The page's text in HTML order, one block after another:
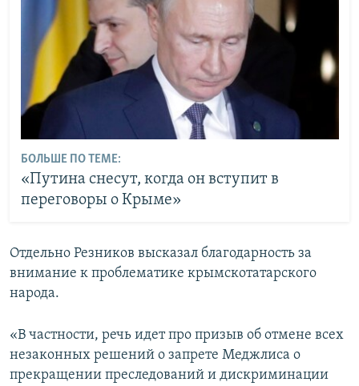
БОЛЬШЕ ПО ТЕМЕ:
«Путина снесут, когда он вступит в
переговоры о Крыме»
Отдельно Резников высказал благодарность за
внимание к проблематике крымскотатарского
народа.
«В частности, речь идет про призыв об отмене всех
незаконных решений о запрете Меджлиса о
прекращении преследований и дискриминации